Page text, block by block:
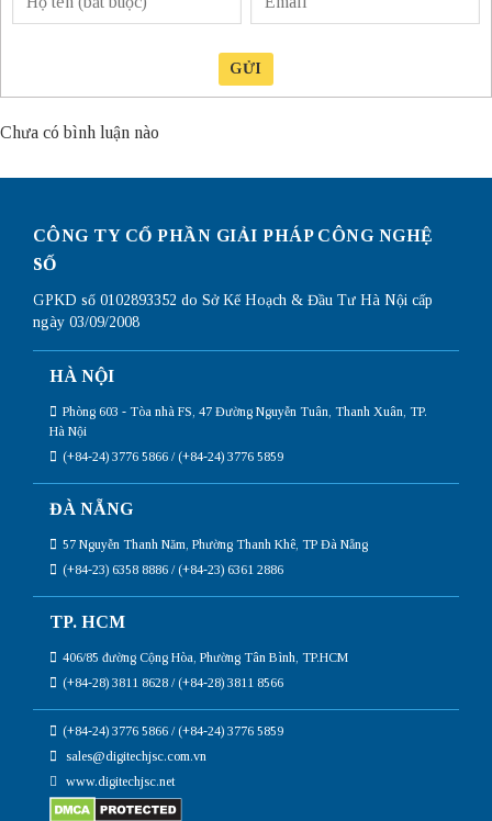
GỬI
Chưa có bình luận nào
CÔNG TY CỔ PHẦN GIẢI PHÁP CÔNG NGHỆ
SỐ
GPKD số 0102893352 do Sở Kế Hoạch & Đầu Tư Hà Nội cấp
ngày 03/09/2008
HÀ NỘI
Phòng 603 - Tòa nhà FS, 47 Đường Nguyễn Tuân, Thanh Xuân, TP.
Hà Nội
(+84-24) 3776 5866 / (+84-24) 3776 5859
ĐÀ NẴNG
57 Nguyễn Thanh Năm, Phường Thanh Khê, TP Đà Nẵng
(+84-23) 6358 8886 / (+84-23) 6361 2886
TP. HCM
406/85 đường Cộng Hòa, Phường Tân Bình, TP.HCM
(+84-28) 3811 8628 / (+84-28) 3811 8566
(+84-24) 3776 5866 / (+84-24) 3776 5859
sales@digitechjsc.com.vn
www.digitechjsc.net